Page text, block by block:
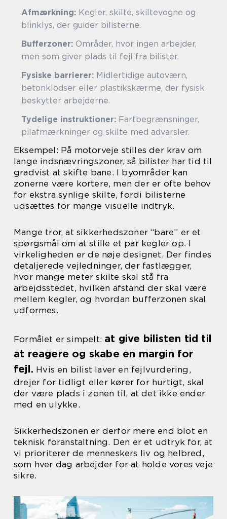
Afmærkning: Kegler, skilte, skiltevogne og
blinklys, der guider bilisterne.
Bufferzoner: Områder, hvor ingen arbejder,
men som giver plads til fejl fra bilister.
Fysiske barrierer: Midlertidige autoværn,
betonklodser eller plastikskærme, der fysisk
beskytter arbejderne.
Tydelige instruktioner: Fartbegrænsninger,
pilafmærkninger og skilte med advarsler.
Eksempel: På motorveje stilles der krav om
lange indsnævringszoner, så bilister har tid til
gradvist at skifte bane. I byområder kan
zonerne være kortere, men der er ofte behov
for ekstra synlige skilte, fordi bilisterne
udsættes for mange visuelle indtryk.
Mange tror, at sikkerhedszoner “bare” er et
spørgsmål om at stille et par kegler op. I
virkeligheden er de nøje designet. Der findes
detaljerede vejledninger, der fastlægger,
hvor mange meter skilte skal stå fra
arbejdsstedet, hvilken afstand der skal være
mellem kegler, og hvordan bufferzonen skal
udformes.
Formålet er simpelt: at give bilisten tid til
at reagere og skabe en margin for
fejl. Hvis en bilist laver en fejlvurdering,
drejer for tidligt eller kører for hurtigt, skal
der være plads i zonen til, at det ikke ender
med en ulykke.
Sikkerhedszonen er derfor mere end blot en
teknisk foranstaltning. Den er et udtryk for, at
vi prioriterer de menneskers liv og helbred,
som hver dag arbejder for at holde vores veje
sikre.